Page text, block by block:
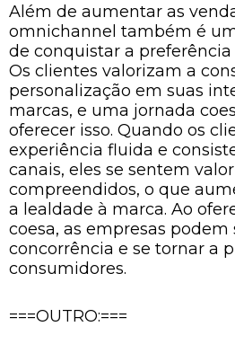
Além de aumentar as
omnichannel também é
de conquistar a
Os clientes valorizam a
personalização em suas
marcas, e uma jornada
oferecer isso. Quando os
experiência fluida e
canais, eles se sentem
compreendidos, o que
a lealdade à marca. Ao
coesa, as empresas
concorrência e se tornar a
consumidores.
===OUTRO:===